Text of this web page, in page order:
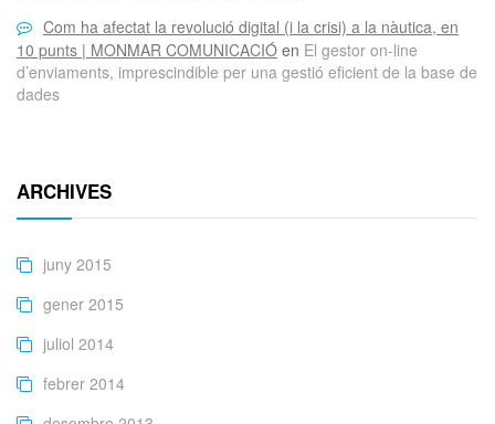
Com ha afectat la revolució digital (i la crisi) a la nàutica, en
10 punts | MONMAR COMUNICACIÓ en El gestor on-line
d’enviaments, imprescindible per una gestió eficient de la base de
dades
ARCHIVES
juny 2015
gener 2015
juliol 2014
febrer 2014